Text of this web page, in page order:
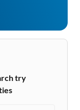
try